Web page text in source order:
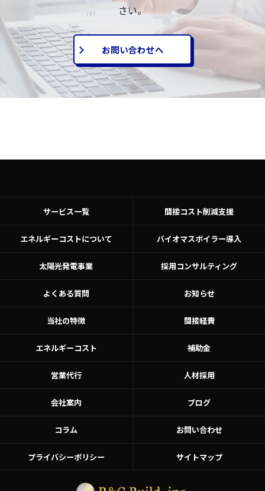
さい。
お問い合わせへ
サービス一覧 間接コスト削減支援
エネルギーコストについて バイオマスボイラー導入
太陽光発電事業 採用コンサルティング
よくある質問 お知らせ
当社の特徴 間接経費
エネルギーコスト 補助金
営業代行 人材採用
会社案内 ブログ
コラム お問い合わせ
プライバシーポリシー サイトマップ